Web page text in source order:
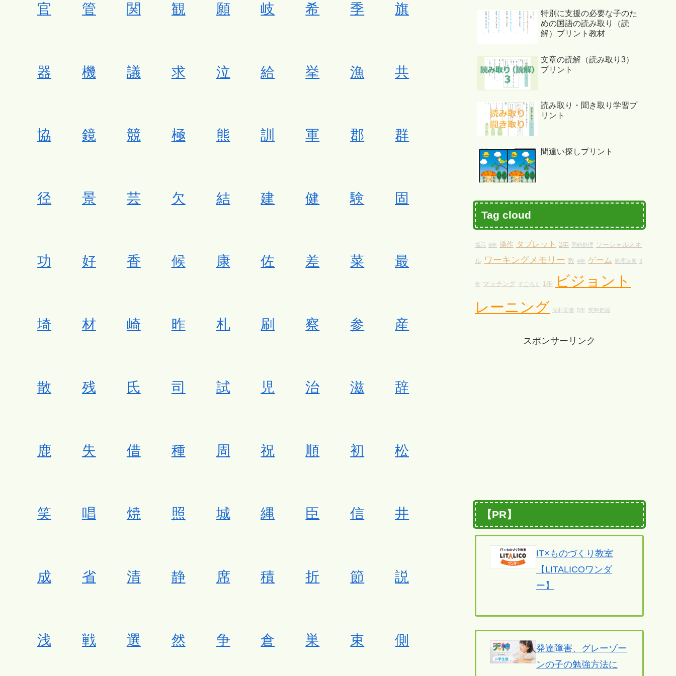
官 管 関 観 願 岐 希 季 旗
器 機 議 求 泣 給 挙 漁 共
協 鏡 競 極 熊 訓 軍 郡 群
径 景 芸 欠 結 建 健 験 固
功 好 香 候 康 佐 差 菜 最
埼 材 崎 昨 札 刷 察 参 産
散 残 氏 司 試 児 治 滋 辞
鹿 失 借 種 周 祝 順 初 松
笑 唱 焼 照 城 縄 臣 信 井
成 省 清 静 席 積 折 節 説
浅 戦 選 然 争 倉 巣 束 側
特別に支援の必要な子のた
めの国語の読み取り（読
解）プリント教材
文章の読解（読み取り3）
プリント
読み取り・聞き取り学習プ
リント
間違い探しプリント
Tag cloud
掲示 6年 操作 タブレット 2年 同時処理 ソーシャルスキ
ル ワーキングメモリー 数 4年 ゲーム 処理速度 3
年 マッチング すごろく 1年
ビジョント
レーニング 光村図書 5年 実態把握
スポンサーリンク
【PR】
IT×ものづくり教室
【LITALICOワンダ
ー】
発達障害、グレーゾー
ンの子の勉強方法に